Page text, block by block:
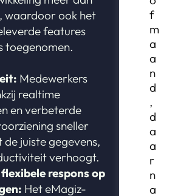
waardoor ook het
features
toegenomen.
Medewerkers
realtime
en verbeterde
sneller
juiste gegevens,
verhoogt.
respons op
Het eMagiz-
f
m
a
a
n
d
,
d
a
a
r
n
a